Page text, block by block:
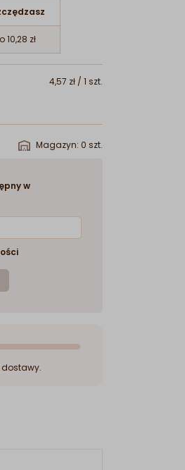
10,28 zł
4,57 zł / 1 szt.
Magazyn: 0 szt.
w